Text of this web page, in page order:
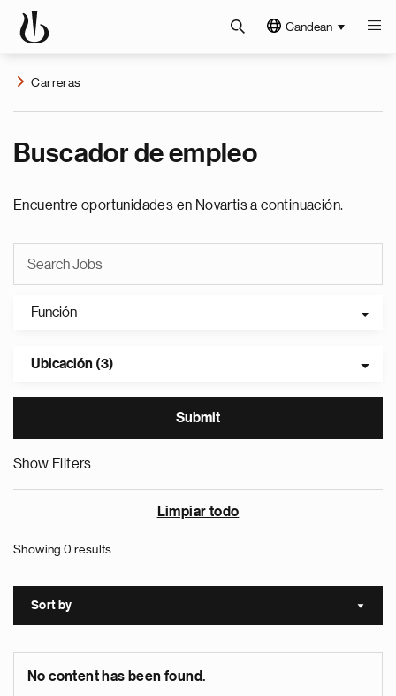
Candean
Carreras
Buscador de empleo
Encuentre oportunidades en Novartis a continuación.
Función
Ubicación (3)
Show Filters
Limpiar todo
Showing 0 results
Sort by Sort
No content has been found.